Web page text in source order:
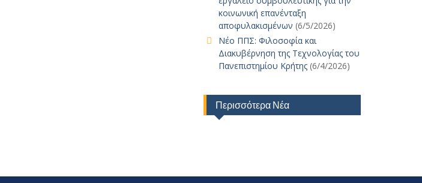
κοινωνική επανένταξη
αποφυλακισμένων (6/5/2026)
Νέο ΠΠΣ: Φιλοσοφία και
Διακυβέρνηση της Τεχνολογίας του
Πανεπιστημίου Κρήτης (6/4/2026)
Περισσότερα Νέα